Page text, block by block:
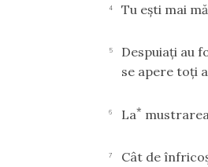
4 Tu eşti mai
5 Despuiaţi au
se apere toţi
6 La*
7 Cât de